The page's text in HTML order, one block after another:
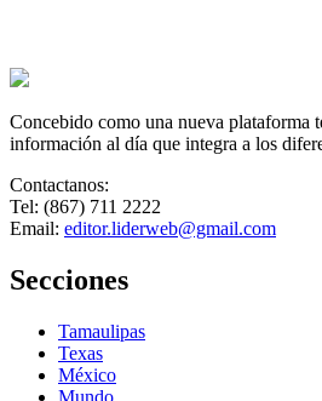
Concebido como una nueva plataforma
información al día que integra a los
Contactanos:
Tel: (867) 711 2222
Email: editor.liderweb@gmail.com
Secciones
Tamaulipas
Texas
México
Mundo